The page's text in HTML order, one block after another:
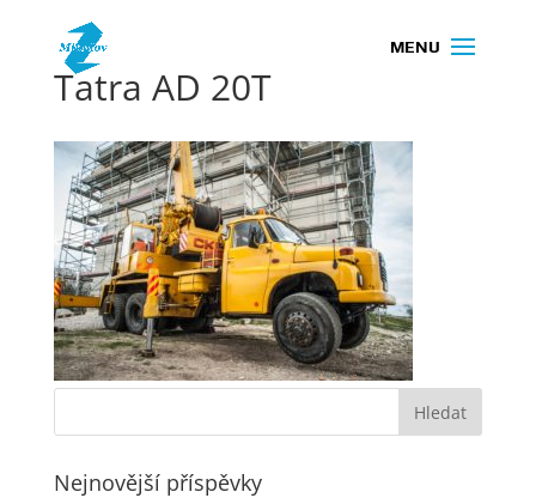
Tatra AD 20T
Nejnovější příspěvky